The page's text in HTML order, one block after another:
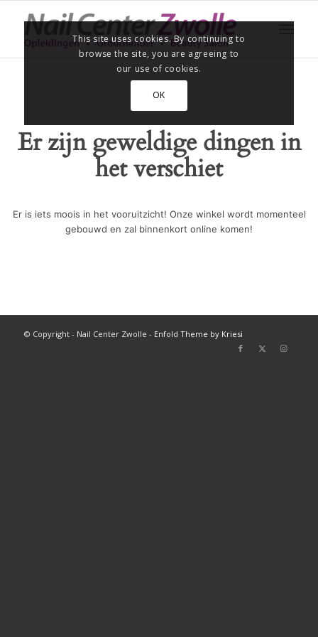
Er zijn geweldige dingen in
het verschiet
Er is iets moois in het vooruitzicht! Onze winkel wordt momenteel
gebouwd en zal binnenkort online komen!
© Copyright - Nail Center Zwolle - Enfold Theme by Kriesi
This site uses cookies. By continuing to
browse the site, you are agreeing to
our use of cookies.
OK